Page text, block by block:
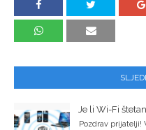
Je li Wi-Fi
Pozdrav prijatelji!